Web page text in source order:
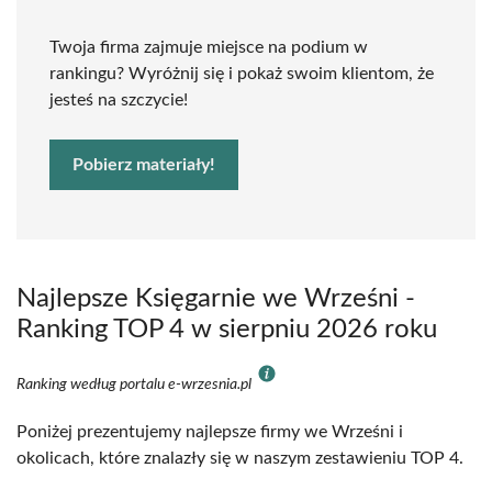
Twoja firma zajmuje miejsce na podium w
rankingu? Wyróżnij się i pokaż swoim klientom, że
jesteś na szczycie!
Pobierz materiały!
Najlepsze Księgarnie we Wrześni -
Ranking TOP 4 w sierpniu 2026 roku
Ranking według portalu e-wrzesnia.pl
Poniżej prezentujemy najlepsze firmy we Wrześni i
okolicach, które znalazły się w naszym zestawieniu TOP 4.